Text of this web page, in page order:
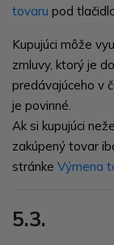
tovaru pod
Kupujúci môže
zmluvy, ktorý je
predávajúceho v
je povinné.
Ak si kupujúci
zakúpený tovar
stránke Výmena
5.3.